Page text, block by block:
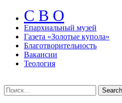
С В О
Епархиальный музeй
Газета «Золотые купола»
Благотворительность
Вакансии
Теология